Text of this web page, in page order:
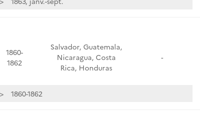
1860-
1862
Salvador, Guatemala,
Nicaragua, Costa
Rica, Honduras
-
1860-1862